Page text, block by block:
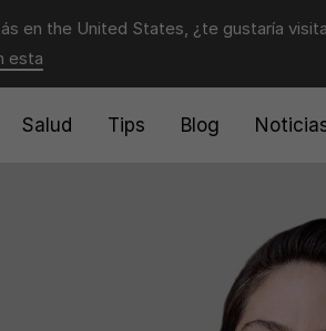
en the United States, ¿te gustaría
esta
Salud Tips Blog